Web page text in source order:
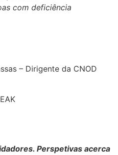
com deficiência
– Dirigente da CNOD
Perspetivas acerca